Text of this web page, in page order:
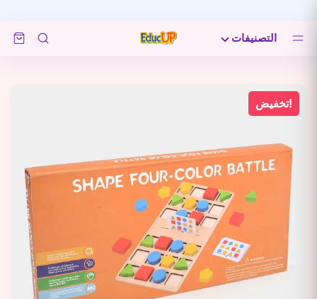
التصنيفات
تخفيض!